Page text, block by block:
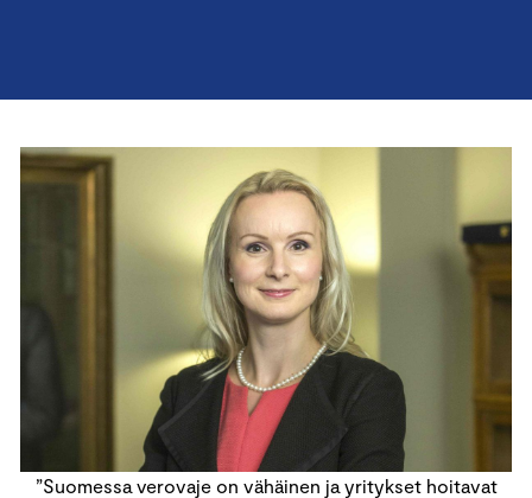
”Suomessa verovaje on vähäinen ja yritykset hoitavat